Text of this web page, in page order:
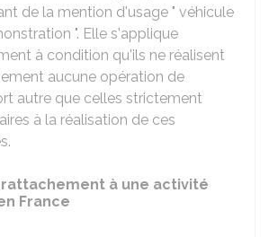
de la mention d'usage " véhicule
". Elle s'applique
à condition qu'ils ne réalisent
aucune opération de
autre que celles strictement
à la réalisation de ces
à une activité
France